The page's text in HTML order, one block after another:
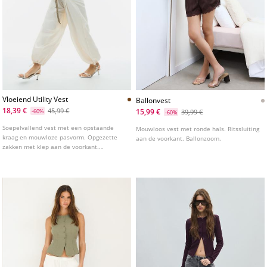
Vloeiend Utility Vest
18,39 €
-60% 45,99 €
Soepelvallend vest met een opstaande
kraag en mouwloze pasvorm. Opgezette
zakken met klep aan de voorkant.
Ballonvest
15,99 €
-60% 39,99 €
Mouwloos vest met ronde hals. Ritssluiting
aan de voorkant. Ballonzoom.